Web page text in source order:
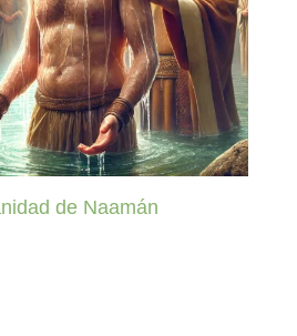
de Naamán